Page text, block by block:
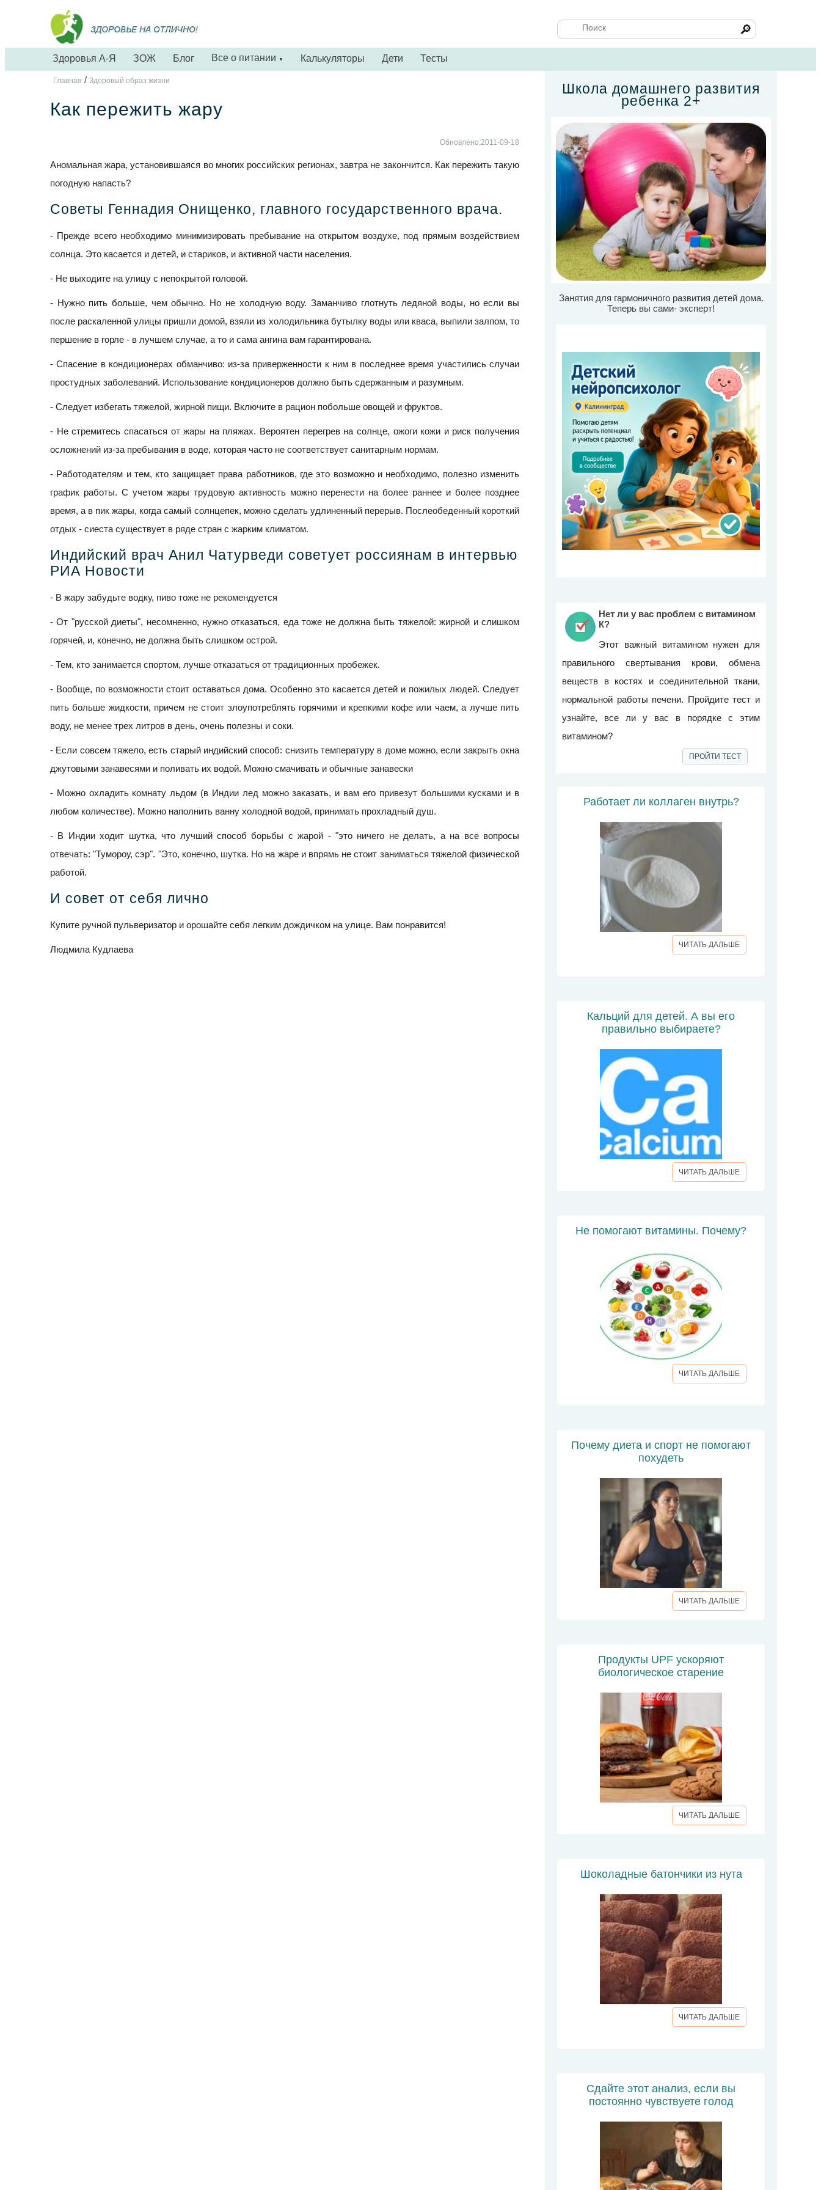
🔎
Здоровья А-Я ЗОЖ Блог Все о питании ▼ Калькуляторы Дети Тесты
Главная / Здоровый образ жизни
Как пережить жару
Обновлено:2011-09-18
Аномальная жара, установившаяся во многих российских регионах, завтра не закончится. Как пережить такую
погодную напасть?
Советы Геннадия Онищенко, главного государственного врача.
- Прежде всего необходимо минимизировать пребывание на открытом воздухе, под прямым воздействием
солнца. Это касается и детей, и стариков, и активной части населения.
- Не выходите на улицу с непокрытой головой.
- Нужно пить больше, чем обычно. Но не холодную воду. Заманчиво глотнуть ледяной воды, но если вы
после раскаленной улицы пришли домой, взяли из холодильника бутылку воды или кваса, выпили залпом, то
першение в горле - в лучшем случае, а то и сама ангина вам гарантирована.
- Спасение в кондиционерах обманчиво: из-за приверженности к ним в последнее время участились случаи
простудных заболеваний. Использование кондиционеров должно быть сдержанным и разумным.
- Следует избегать тяжелой, жирной пищи. Включите в рацион побольше овощей и фруктов.
- Не стремитесь спасаться от жары на пляжах. Вероятен перегрев на солнце, ожоги кожи и риск получения
осложнений из-за пребывания в воде, которая часто не соответствует санитарным нормам.
- Работодателям и тем, кто защищает права работников, где это возможно и необходимо, полезно изменить
график работы. С учетом жары трудовую активность можно перенести на более раннее и более позднее
время, а в пик жары, когда самый солнцепек, можно сделать удлиненный перерыв. Послеобеденный короткий
отдых - сиеста существует в ряде стран с жарким климатом.
Индийский врач Анил Чатурведи советует россиянам в интервью
РИА Новости
- В жару забудьте водку, пиво тоже не рекомендуется
- От "русской диеты", несомненно, нужно отказаться, еда тоже не должна быть тяжелой: жирной и слишком
горячей, и, конечно, не должна быть слишком острой.
- Тем, кто занимается спортом, лучше отказаться от традиционных пробежек.
- Вообще, по возможности стоит оставаться дома. Особенно это касается детей и пожилых людей. Следует
пить больше жидкости, причем не стоит злоупотреблять горячими и крепкими кофе или чаем, а лучше пить
воду, не менее трех литров в день, очень полезны и соки.
- Если совсем тяжело, есть старый индийский способ: снизить температуру в доме можно, если закрыть окна
джутовыми занавесями и поливать их водой. Можно смачивать и обычные занавески
- Mожно охладить комнату льдом (в Индии лед можно заказать, и вам его привезут большими кусками и в
любом количестве). Можно наполнить ванну холодной водой, принимать прохладный душ.
- В Индии ходит шутка, что лучший способ борьбы с жарой - "это ничего не делать, а на все вопросы
отвечать: "Тумороу, сэр". "Это, конечно, шутка. Но на жаре и впрямь не стоит заниматься тяжелой физической
работой.
И совет от себя лично
Купите ручной пульверизатор и орошайте себя легким дождичком на улице. Вам понравится!
Людмила Кудлаева
Школа домашнего развития
ребенка 2+
Занятия для гармоничного развития детей дома.
Теперь вы сами- эксперт!
Нет ли у вас проблем с витамином
К?
Этот важный витамином нужен для
правильного свертывания крови, обмена
веществ в костях и соединительной ткани,
нормальной работы печени. Пройдите тест и
узнайте, все ли у вас в порядке с этим
витамином?
ПРОЙТИ ТЕСТ
Работает ли коллаген внутрь?
ЧИТАТЬ ДАЛЬШЕ
Кальций для детей. А вы его
правильно выбираете?
ЧИТАТЬ ДАЛЬШЕ
Не помогают витамины. Почему?
ЧИТАТЬ ДАЛЬШЕ
Почему диета и спорт не помогают
похудеть
ЧИТАТЬ ДАЛЬШЕ
Продукты UPF ускоряют
биологическое старение
ЧИТАТЬ ДАЛЬШЕ
Шоколадные батончики из нута
ЧИТАТЬ ДАЛЬШЕ
Сдайте этот анализ, если вы
постоянно чувствуете голод